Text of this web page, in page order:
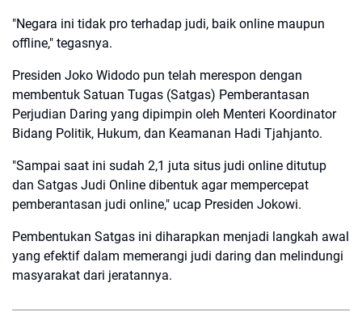
"Negara ini tidak pro terhadap judi, baik online maupun
offline," tegasnya.
Presiden Joko Widodo pun telah merespon dengan
membentuk Satuan Tugas (Satgas) Pemberantasan
Perjudian Daring yang dipimpin oleh Menteri Koordinator
Bidang Politik, Hukum, dan Keamanan Hadi Tjahjanto.
"Sampai saat ini sudah 2,1 juta situs judi online ditutup
dan Satgas Judi Online dibentuk agar mempercepat
pemberantasan judi online," ucap Presiden Jokowi.
Pembentukan Satgas ini diharapkan menjadi langkah awal
yang efektif dalam memerangi judi daring dan melindungi
masyarakat dari jeratannya.